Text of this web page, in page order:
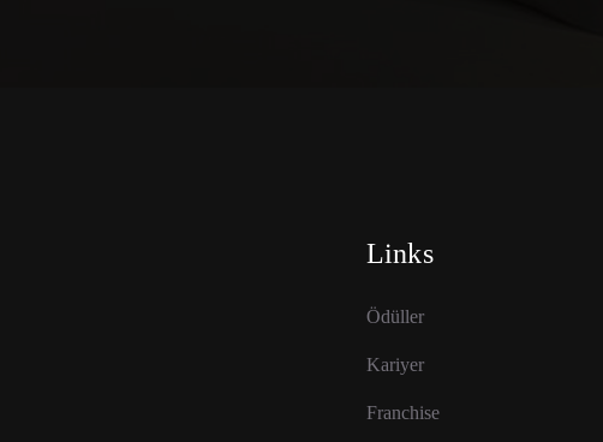
Links
Ödüller
Kariyer
Franchise